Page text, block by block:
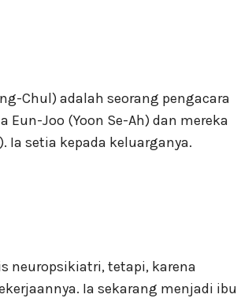
Chul) adalah seorang pengacara
Joo (Yoon Se-Ah) dan mereka
setia kepada keluarganya.
neuropsikiatri, tetapi, karena
Ia sekarang menjadi ibu